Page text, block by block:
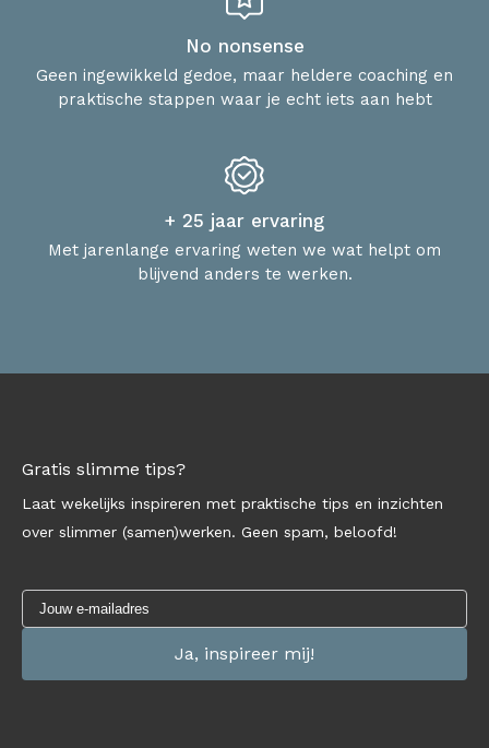
No nonsense
Geen ingewikkeld gedoe, maar heldere coaching en
praktische stappen waar je echt iets aan hebt
+ 25 jaar ervaring
Met jarenlange ervaring weten we wat helpt om
blijvend anders te werken.
Gratis slimme tips?
Laat wekelijks inspireren met praktische tips en inzichten
over slimmer (samen)werken. Geen spam, beloofd!